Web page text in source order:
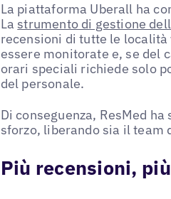
La piattaforma Uberall ha
La strumento di gestione
recensioni di tutte le località
essere monitorate e, se del
orari speciali richiede solo
del personale.
Di conseguenza, ResMed
sforzo, liberando sia il team
Più recensioni,